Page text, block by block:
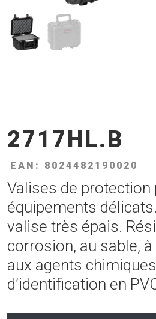
2717HL.B
EAN: 8024482190020
Valises de protection
équipements
valise très épais.
corrosion, au sable,
aux agents
d’identification en